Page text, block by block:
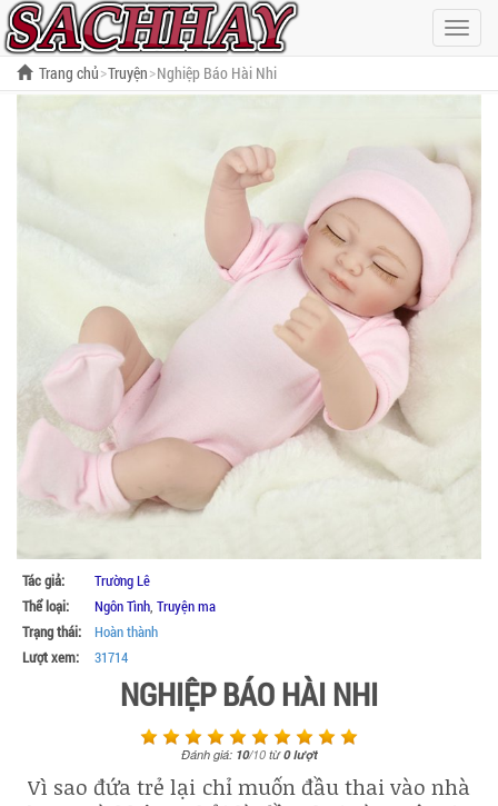
Hiện
menu
Trang chủ Truyện Nghiệp Báo Hài Nhi
Tác giả:
Trường Lê
Thể loại:
Ngôn Tình, Truyện ma
Trạng thái:
Hoàn thành
Lượt xem:
31714
NGHIỆP BÁO HÀI NHI
Đánh giá: 10/10từ0lượt
Vì sao đứa trẻ lại chỉ muốn đầu thai vào nhà